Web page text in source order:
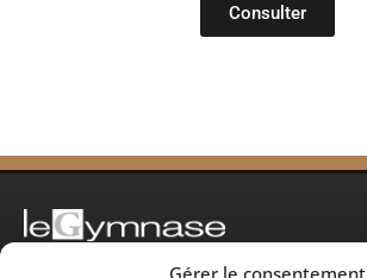
Gérer le consentement
Consulter
(Maternelle à 5ème)